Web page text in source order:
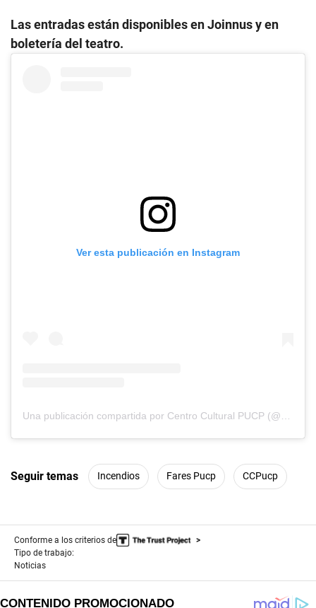
Las entradas están disponibles en Joinnus y en
boletería del teatro.
Ver esta publicación en Instagram
Seguir temas Incendios Fares Pucp CCPucp
Conforme a los criterios de
Tipo de trabajo:
Noticias